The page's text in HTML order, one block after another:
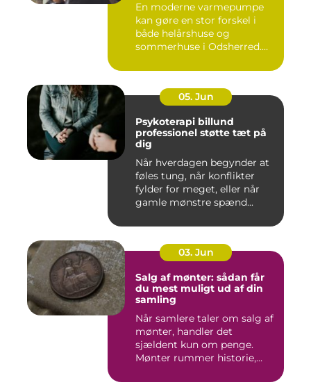
En moderne varmepumpe
kan gøre en stor forskel i
både helårshuse og
sommerhuse i Odsherred.
05. Jun
Psykoterapi billund
professionel støtte tæt på
dig
Når hverdagen begynder at
føles tung, når konflikter
fylder for meget, eller når
gamle mønstre spænd...
03. Jun
Salg af mønter: sådan får
du mest muligt ud af din
samling
Når samlere taler om salg af
mønter, handler det
sjældent kun om penge.
Mønter rummer historie,